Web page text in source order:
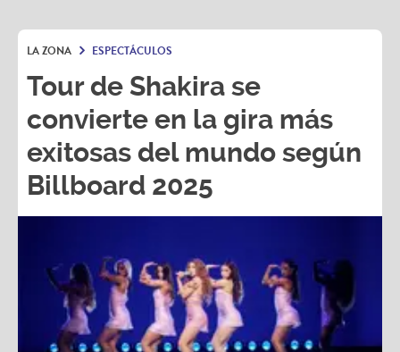
LA ZONA ESPECTÁCULOS
Tour de Shakira se
convierte en la gira más
exitosas del mundo según
Billboard 2025